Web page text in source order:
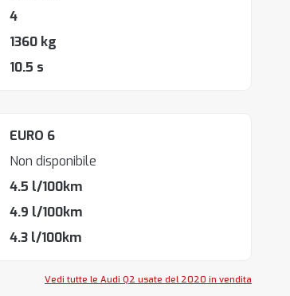
4
1360 kg
10.5 s
EURO 6
Non disponibile
4.5 l/100km
4.9 l/100km
4.3 l/100km
Vedi tutte le Audi Q2 usate del 2020 in vendita